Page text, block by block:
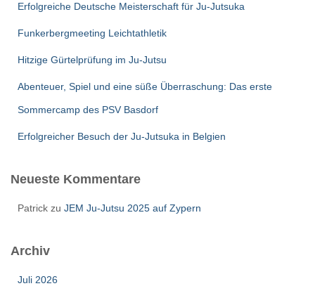
Erfolgreiche Deutsche Meisterschaft für Ju-Jutsuka
Funkerbergmeeting Leichtathletik
Hitzige Gürtelprüfung im Ju-Jutsu
Abenteuer, Spiel und eine süße Überraschung: Das erste
Sommercamp des PSV Basdorf
Erfolgreicher Besuch der Ju-Jutsuka in Belgien
Neueste Kommentare
Patrick zu JEM Ju-Jutsu 2025 auf Zypern
Archiv
Juli 2026